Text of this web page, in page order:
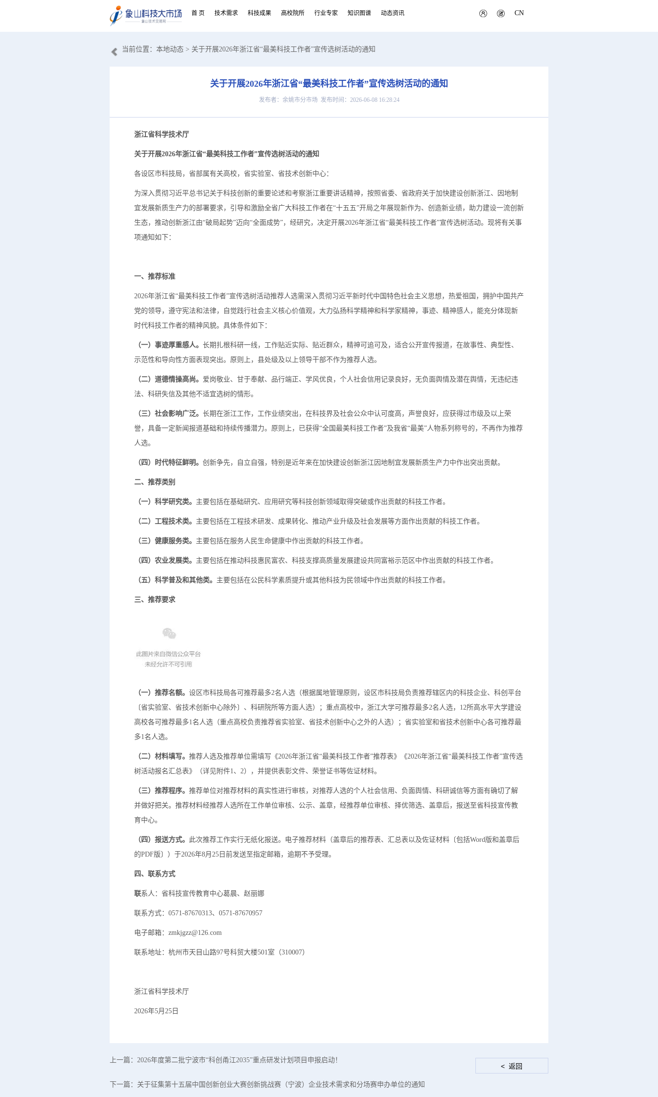
首 页 技术需求 科技成果 高校院所 行业专家 知识图谱 动态资讯 CN
当前位置： 本地动态 > 关于开展2026年浙江省“最美科技工作者”宣传选树活动的通知
关于开展2026年浙江省“最美科技工作者”宣传选树活动的通知
发布者：余姚市分市场 发布时间：2026-06-08 16:28:24
浙江省科学技术厅
关于开展2026年浙江省“最美科技工作者”宣传选树活动的通知
各设区市科技局，省部属有关高校，省实验室、省技术创新中心：
为深入贯彻习近平总书记关于科技创新的重要论述和考察浙江重要讲话精神，按照省委、省政府关于加快建设创新浙江、因地制
宜发展新质生产力的部署要求，引导和激励全省广大科技工作者在“十五五”开局之年展现新作为、创造新业绩，助力建设一流创新
生态，推动创新浙江由“破局起势”迈向“全面成势”，经研究，决定开展2026年浙江省“最美科技工作者”宣传选树活动。现将有关事
项通知如下：
一、推荐标准
2026年浙江省“最美科技工作者”宣传选树活动推荐人选需深入贯彻习近平新时代中国特色社会主义思想，热爱祖国，拥护中国共产
党的领导，遵守宪法和法律，自觉践行社会主义核心价值观，大力弘扬科学精神和科学家精神，事迹、精神感人，能充分体现新
时代科技工作者的精神风貌。具体条件如下：
（一）事迹厚重感人。 长期扎根科研一线，工作贴近实际、贴近群众，精神可追可及，适合公开宣传报道，在故事性、典型性、
示范性和导向性方面表现突出。原则上，县处级及以上领导干部不作为推荐人选。
（二）道德情操高尚。 爱岗敬业、甘于奉献、品行端正、学风优良，个人社会信用记录良好，无负面舆情及潜在舆情，无违纪违
法、科研失信及其他不适宜选树的情形。
（三）社会影响广泛。 长期在浙江工作，工作业绩突出，在科技界及社会公众中认可度高，声誉良好，应获得过市级及以上荣
誉，具备一定新闻报道基础和持续传播潜力。原则上，已获得“全国最美科技工作者”及我省“最美”人物系列称号的，不再作为推荐
人选。
（四）时代特征鲜明。 创新争先，自立自强，特别是近年来在加快建设创新浙江因地制宜发展新质生产力中作出突出贡献。
二、推荐类别
（一） 科学研究类。 主要包括在基础研究、应用研究等科技创新领域取得突破或作出贡献的科技工作者。
（二） 工程技术类。 主要包括在工程技术研发、成果转化、推动产业升级及社会发展等方面作出贡献的科技工作者。
（三） 健康服务类。 主要包括在服务人民生命健康中作出贡献的科技工作者。
（四） 农业发展类。 主要包括在推动科技惠民富农、科技支撑高质量发展建设共同富裕示范区中作出贡献的科技工作者。
（五） 科学普及和其他类。 主要包括在公民科学素质提升或其他科技为民领域中作出贡献的科技工作者。
三、推荐要求
（一） 推荐名额。 设区市科技局各可推荐最多2名人选（根据属地管理原则，设区市科技局负责推荐辖区内的科技企业、科创平台
〔省实验室、省技术创新中心除外〕、科研院所等方面人选）；重点高校中，浙江大学可推荐最多2名人选，12所高水平大学建设
高校各可推荐最多1名人选（重点高校负责推荐省实验室、省技术创新中心之外的人选）；省实验室和省技术创新中心各可推荐最
多1名人选。
（二）材料填写。 推荐人选及推荐单位需填写《2026年浙江省“最美科技工作者”推荐表》《2026年浙江省“最美科技工作者”宣传选
树活动报名汇总表》（详见附件1、2），并提供表彰文件、荣誉证书等佐证材料。
（三）推荐程序。 推荐单位对推荐材料的真实性进行审核，对推荐人选的个人社会信用、负面舆情、科研诚信等方面有确切了解
并做好把关。推荐材料经推荐人选所在工作单位审核、公示、盖章，经推荐单位审核、择优筛选、盖章后，报送至省科技宣传教
育中心。
（四）报送方式。 此次推荐工作实行无纸化报送。电子推荐材料（盖章后的推荐表、汇总表以及佐证材料〔包括Word版和盖章后
的PDF版〕）于2026年8月25日前发送至指定邮箱，逾期不予受理。
四、联系方式
联系人：省科技宣传教育中心葛晨、赵丽娜
联系方式：0571-87670313、0571-87670957
电子邮箱：zmkjgzz@126.com
联系地址：杭州市天目山路97号科贸大楼501室（310007）
浙江省科学技术厅
2026年5月25日
上一篇： 2026年度第二批宁波市“科创甬江2035”重点研发计划项目申报启动！
下一篇： 关于征集第十五届中国创新创业大赛创新挑战赛（宁波）企业技术需求和分场赛申办单位的通知